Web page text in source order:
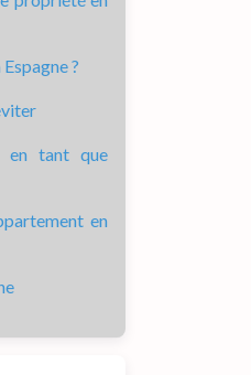
?
en tant que
en